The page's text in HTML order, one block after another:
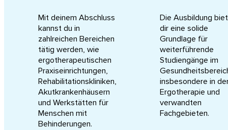
Mit deinem Abschluss
kannst du in
zahlreichen Bereichen
tätig werden, wie
ergotherapeutischen
Praxiseinrichtungen,
Rehabilitationskliniken,
Akutkrankenhäusern
und Werkstätten für
Menschen mit
Behinderungen.
Die Ausbildung
dir eine solide
Grundlage für
weiterführende
Studiengänge im
insbesondere in
Ergotherapie und
verwandten
Fachgebieten.